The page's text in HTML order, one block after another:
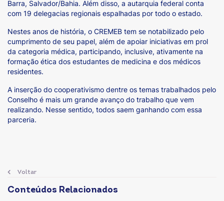
Barra, Salvador/Bahia. Além disso, a autarquia federal conta
com 19 delegacias regionais espalhadas por todo o estado.
Nestes anos de história, o CREMEB tem se notabilizado pelo
cumprimento de seu papel, além de apoiar iniciativas em prol
da categoria médica, participando, inclusive, ativamente na
formação ética dos estudantes de medicina e dos médicos
residentes.
A inserção do cooperativismo dentre os temas trabalhados pelo
Conselho é mais um grande avanço do trabalho que vem
realizando. Nesse sentido, todos saem ganhando com essa
parceria.
Voltar
Conteúdos Relacionados